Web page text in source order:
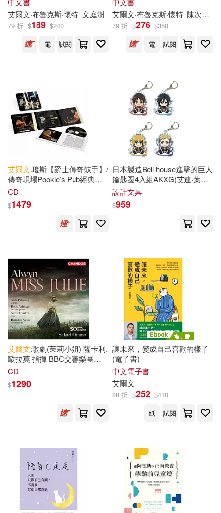
中文書
艾爾文‧布魯克斯‧懷特 文庭澍
79 折 $189 $240
電
試閱
中文書
艾爾文‧布魯克斯‧懷特 陳次雲
79 折 $276 $350
電
試閱
艾爾文.瓊斯【爵士傳奇鼓手】/
傳奇現場Pookie’s Pub經典紀
實-2CD典藏盤(Elvin Jones /
(2CD))
CD
$1479
日本製造Bell house進擊的巨人
鑰匙圈4入組AKXG(艾連·葉卡/
米卡莎·阿卡曼/阿爾敏·亞魯雷
特/團長 艾爾文
巨人周邊-日本原裝進口
設計文具
$959
艾爾文:歌劇(茱莉小姐) 薩卡利.
歐拉莫 指揮 BBC交響樂團
(Sakari Oramo / Alwyn: Miss
CD
$1290
讓未來，變成自己喜歡的樣子
(電子書)
中文電子書
艾爾文
88 折 $252 $410
紙
試閱